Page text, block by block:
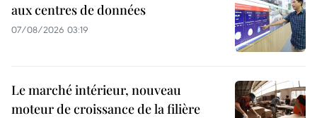
aux centres de données
07/08/2026 03:19
Le marché intérieur, nouveau
moteur de croissance de la filière